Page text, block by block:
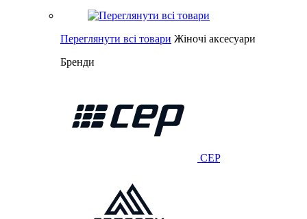
Переглянути всі товари Жіночі аксесуари
Бренди
CEP